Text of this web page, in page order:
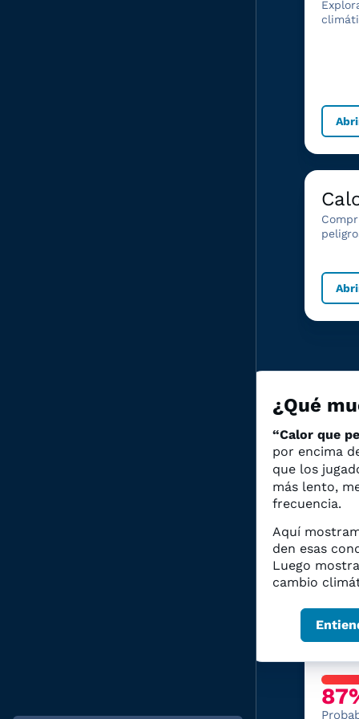
Ir a
¿Qué
“Calor que
por encima
que los
más lento,
frecuencia.
Aquí
den esas
Luego
cambio